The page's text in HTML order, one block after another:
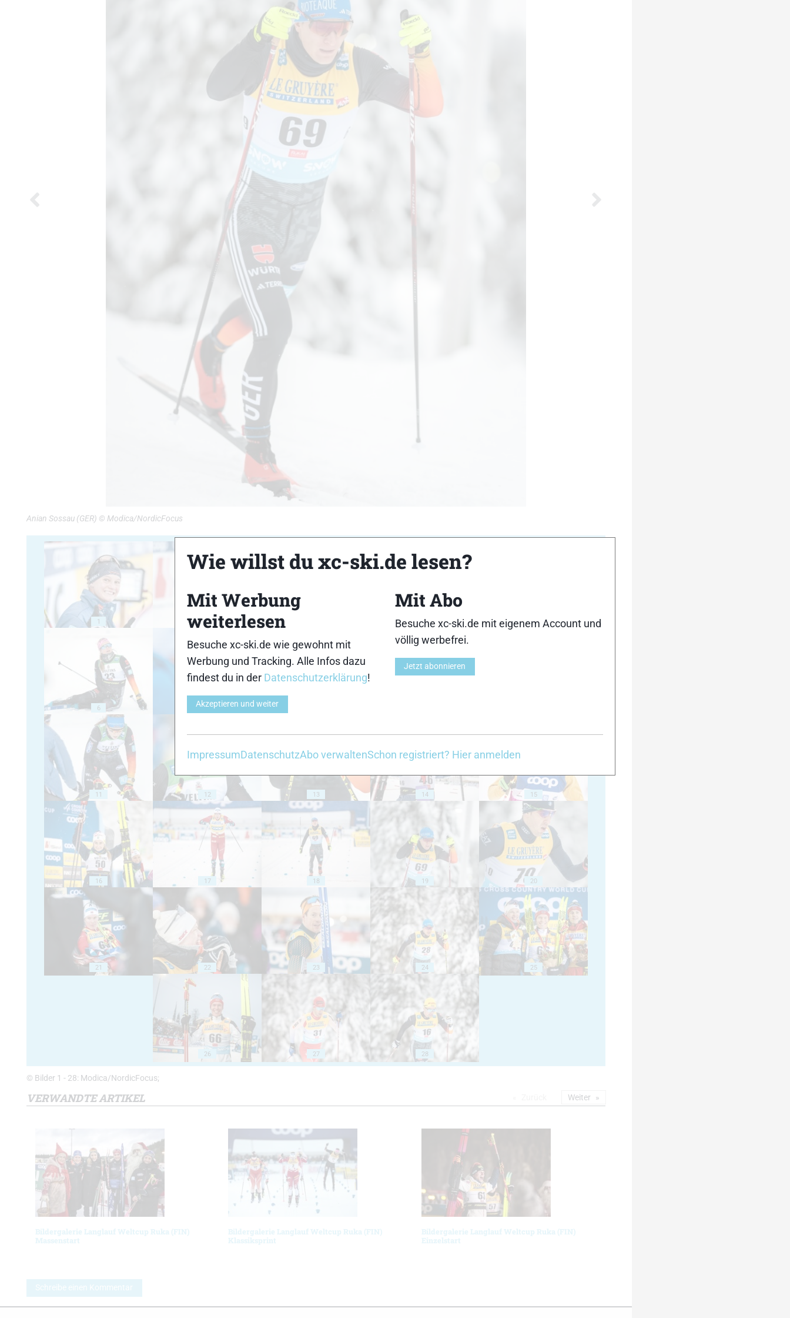
Anian Sossau (GER) © Modica/NordicFocus
1 2 4 5
6 7
11 12 13 14 15
16 17 18 19 20
21 22 23 24 25
26 27 28
© Bilder 1 - 28: Modica/NordicFocus;
VERWANDTE ARTIKEL
Bildergalerie Langlauf Weltcup Ruka (FIN)
Massenstart
Bildergalerie Langlauf Weltcup Ruka (FIN)
Klassiksprint
Bildergalerie Langlauf Weltcup Ruka (FIN)
Einzelstart
Weiter
Schreibe einen Kommentar
Wie willst du xc-ski.de lesen?
Mit Werbung
weiterlesen
Besuche xc-ski.de wie gewohnt mit
Werbung und Tracking. Alle Infos dazu
findest du in der Datenschutzerklärung!
Akzeptieren und weiter
Mit Abo
Besuche xc-ski.de mit eigenem Account und
völlig werbefrei.
Jetzt abonnieren
ImpressumDatenschutzAbo verwaltenSchon registriert? Hier anmelden